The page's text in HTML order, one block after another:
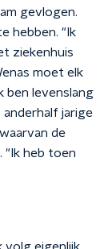
gevlogen.
hebben. "Ik
ziekenhuis
moet elk
ben levenslang
jarige
de
"Ik heb toen